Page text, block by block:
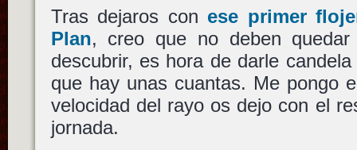
Tras dejaros con ese primer
Plan, creo que no deben
descubrir, es hora de darle
que hay unas cuantas. Me pongo
velocidad del rayo os dejo con el
jornada.